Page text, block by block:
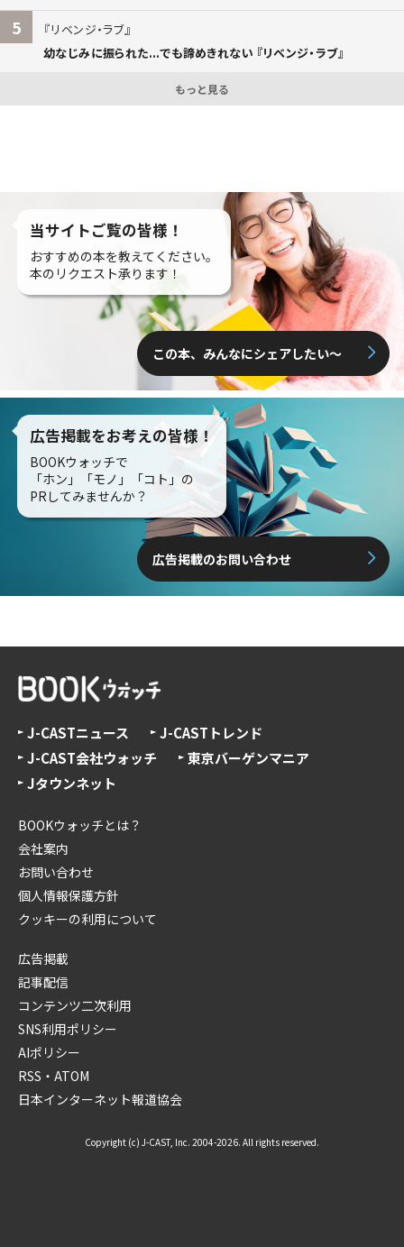
5
リベンジ・ラブ
幼なじみに振られた...でも諦めきれない 『リベンジ・ラブ』
もっと見る
当サイトご覧の皆様！
おすすめの本を教えてください。
本のリクエスト承ります！
この本、みんなにシェアしたい〜
広告掲載をお考えの皆様！
BOOKウォッチで
「ホン」「モノ」「コト」の
PRしてみませんか？
広告掲載のお問い合わせ
J-CASTニュース
J-CASTトレンド
J-CAST会社ウォッチ
東京バーゲンマニア
Jタウンネット
BOOKウォッチとは？
会社案内
お問い合わせ
個人情報保護方針
クッキーの利用について
広告掲載
記事配信
コンテンツ二次利用
SNS利用ポリシー
AIポリシー
RSS・ATOM
日本インターネット報道協会
Copyright (c) J-CAST, Inc. 2004-2026. All rights reserved.